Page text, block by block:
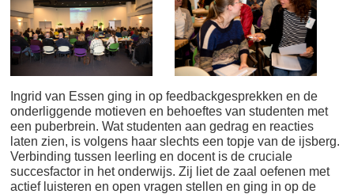
Ingrid van Essen ging in op feedbackgesprekken en de
onderliggende motieven en behoeftes van studenten met
een puberbrein. Wat studenten aan gedrag en reacties
laten zien, is volgens haar slechts een topje van de ijsberg.
Verbinding tussen leerling en docent is de cruciale
succesfactor in het onderwijs. Zij liet de zaal oefenen met
actief luisteren en open vragen stellen en ging in op de